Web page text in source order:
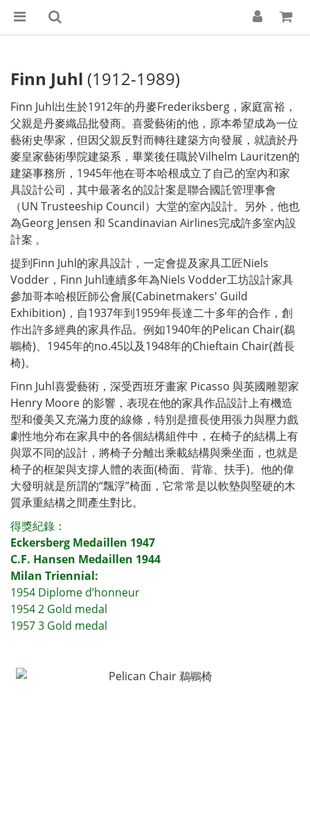
Finn Juhl (1912-1989)
Finn Juhl出生於1912年的丹麥Frederiksberg，家庭富裕，
父親是丹麥織品批發商。喜愛藝術的他，原本希望成為一位
藝術史學家，但因父親反對而轉往建築方向發展，就讀於丹
麥皇家藝術學院建築系，畢業後任職於Vilhelm Lauritzen的
建築事務所，1945年他在哥本哈根成立了自己的室內和家
具設計公司，其中最著名的設計案是聯合國託管理事會
（UN Trusteeship Council）大堂的室內設計。另外，他也
為Georg Jensen 和 Scandinavian Airlines完成許多室內設
計案 。
提到Finn Juhl的家具設計，一定會提及家具工匠Niels
Vodder，Finn Juhl連續多年為Niels Vodder工坊設計家具
參加哥本哈根匠師公會展(Cabinetmakers' Guild
Exhibition)，自1937年到1959年長達二十多年的合作，創
作出許多經典的家具作品。例如1940年的Pelican Chair(鵜
鶘椅)、1945年的no.45以及1948年的Chieftain Chair(酋長
椅)。
Finn Juhl喜愛藝術，深受西班牙畫家 Picasso 與英國雕塑家
Henry Moore 的影響，表現在他的家具作品設計上有機造
型和優美又充滿力度的線條，特別是擅長使用張力與壓力戲
劇性地分布在家具中的各個結構組件中，在椅子的結構上有
與眾不同的設計，將椅子分離出乘載結構與乘坐面，也就是
椅子的框架與支撐人體的表面(椅面、背靠、扶手)。他的偉
大發明就是所謂的“飄浮”椅面，它常常是以軟墊與堅硬的木
質承重結構之間產生對比。
得獎紀錄：
Eckersberg Medaillen 1947
C.F. Hansen Medaillen 1944
Milan Triennial:
1954 Diplome d’honneur
1954 2 Gold medal
1957 3 Gold medal